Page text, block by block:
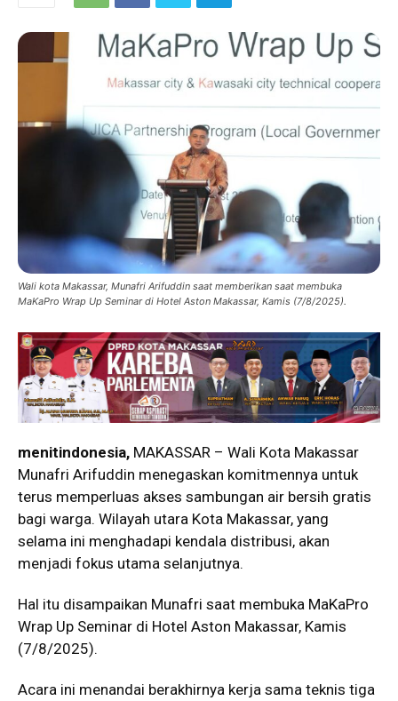
Wali kota Makassar, Munafri Arifuddin saat memberikan saat membuka
MaKaPro Wrap Up Seminar di Hotel Aston Makassar, Kamis (7/8/2025).
menitindonesia, MAKASSAR – Wali Kota Makassar
Munafri Arifuddin menegaskan komitmennya untuk
terus memperluas akses sambungan air bersih gratis
bagi warga. Wilayah utara Kota Makassar, yang
selama ini menghadapi kendala distribusi, akan
menjadi fokus utama selanjutnya.
Hal itu disampaikan Munafri saat membuka MaKaPro
Wrap Up Seminar di Hotel Aston Makassar, Kamis
(7/8/2025).
Acara ini menandai berakhirnya kerja sama teknis tiga